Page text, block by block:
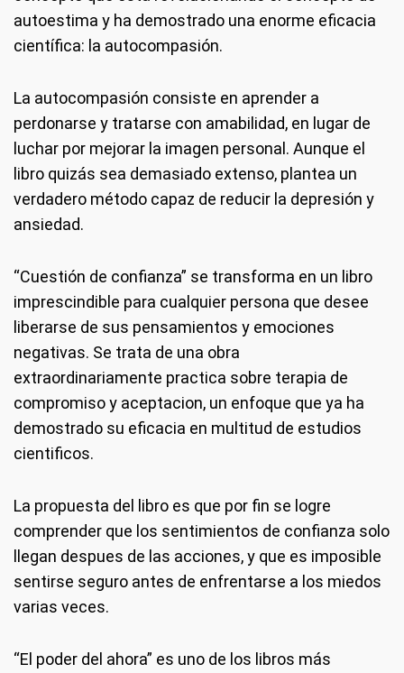
autoestima y ha demostrado una enorme eficacia
científica: la autocompasión.
La autocompasión consiste en aprender a
perdonarse y tratarse con amabilidad, en lugar de
luchar por mejorar la imagen personal. Aunque el
libro quizás sea demasiado extenso, plantea un
verdadero método capaz de reducir la depresión y
ansiedad.
“Cuestión de confianza” se transforma en un libro
imprescindible para cualquier persona que desee
liberarse de sus pensamientos y emociones
negativas. Se trata de una obra
extraordinariamente practica sobre terapia de
compromiso y aceptacion, un enfoque que ya ha
demostrado su eficacia en multitud de estudios
cientificos.
La propuesta del libro es que por fin se logre
comprender que los sentimientos de confianza solo
llegan despues de las acciones, y que es imposible
sentirse seguro antes de enfrentarse a los miedos
varias veces.
“El poder del ahora” es uno de los libros más